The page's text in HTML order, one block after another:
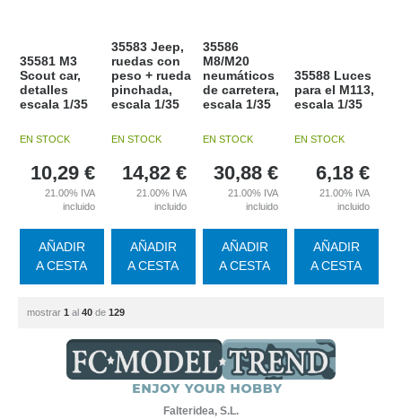
35581 M3
Scout car,
detalles
escala 1/35
EN STOCK
10,29 €
21.00% IVA
incluido
AÑADIR
A CESTA
35583 Jeep,
ruedas con
peso + rueda
pinchada,
escala 1/35
EN STOCK
14,82 €
21.00% IVA
incluido
AÑADIR
A CESTA
35586
M8/M20
neumáticos
de carretera,
escala 1/35
EN STOCK
30,88 €
21.00% IVA
incluido
AÑADIR
A CESTA
35588 Luces
para el M113,
escala 1/35
EN STOCK
6,18 €
21.00% IVA
incluido
AÑADIR
A CESTA
mostrar 1 al 40 de 129
Falteridea, S.L.